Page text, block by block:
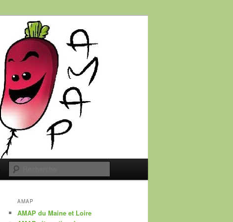
AMAP
AMAP du Maine et Loire